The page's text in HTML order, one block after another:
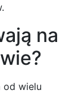
na
od wielu